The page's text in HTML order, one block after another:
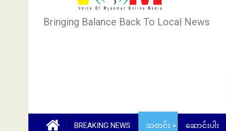
Bringing Balance Back To Local News
BREAKING NEWS သတင်း ဆောင်းပါး